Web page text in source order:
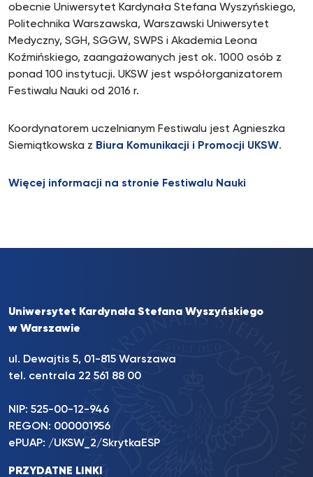
obecnie Uniwersytet Kardynała Stefana Wyszyńskiego,
Politechnika Warszawska, Warszawski Uniwersytet
Medyczny, SGH, SGGW, SWPS i Akademia Leona
Koźmińskiego, zaangażowanych jest ok. 1000 osób z
ponad 100 instytucji. UKSW jest współorganizatorem
Festiwalu Nauki od 2016 r.
Koordynatorem uczelnianym Festiwalu jest Agnieszka
Siemiątkowska z Biura Komunikacji i Promocji UKSW.
Więcej informacji na stronie Festiwalu Nauki
Uniwersytet Kardynała Stefana Wyszyńskiego
w Warszawie
ul. Dewajtis 5, 01-815 Warszawa
tel. centrala 22 561 88 00
NIP: 525-00-12-946
REGON: 000001956
ePUAP: /UKSW_2/SkrytkaESP
PRZYDATNE LINKI